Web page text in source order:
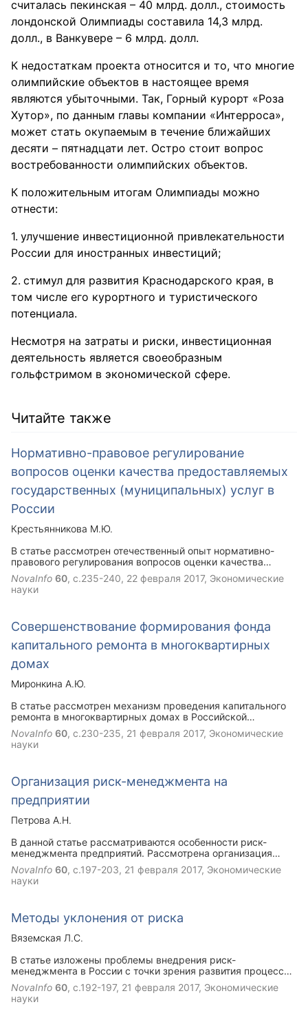
считалась пекинская – 40 млрд. долл., стоимость
лондонской Олимпиады составила 14,3 млрд.
долл., в Ванкувере – 6 млрд. долл.
К недостаткам проекта относится и то, что многие
олимпийские объектов в настоящее время
являются убыточными. Так, Горный курорт «Роза
Хутор», по данным главы компании «Интерроса»,
может стать окупаемым в течение ближайших
десяти – пятнадцати лет. Остро стоит вопрос
востребованности олимпийских объектов.
К положительным итогам Олимпиады можно
отнести:
улучшение инвестиционной привлекательности
России для иностранных инвестиций;
стимул для развития Краснодарского края, в
том числе его курортного и туристического
потенциала.
Несмотря на затраты и риски, инвестиционная
деятельность является своеобразным
гольфстримом в экономической сфере.
Читайте также
Нормативно-правовое регулирование
вопросов оценки качества предоставляемых
государственных (муниципальных) услуг в
России
Крестьянникова М.Ю.
В статье рассмотрен отечественный опыт нормативно-
правового регулирования вопросов оценки качества
государственных (муниципальных) услуг. Приведены
основные законодательно закрепленные методики оценки
качества предоставляемых государственных
NovaInfo 60, с.235-240, 22 февраля 2017, Экономические
науки
Совершенствование формирования фонда
капитального ремонта в многоквартирных
домах
Миронкина А.Ю.
В статье рассмотрен механизм проведения капитального
ремонта в многоквартирных домах в Российской
Федерации, действующий с 1 января 2015 года.
Проанализированы достоинства и недостатки данного
нововведения. Также автор предлагает внести изменения
к владельцу жилой собственности вне зависимости от
NovaInfo 60, с.230-235, 21 февраля 2017, Экономические
науки
Организация риск-менеджмента на
предприятии
Петрова А.Н.
В данной статье рассматриваются особенности риск-
менеджмента предприятий. Рассмотрена организация
риск-менеджмента в компании, а также эвристические
методы при управлении рисками. Сделан вывод, что
наиболее эффективной является система «активного риск-
NovaInfo 60, с.197-203, 21 февраля 2017, Экономические
науки
Методы уклонения от риска
Вяземская Л.С.
В статье изложены проблемы внедрения риск-
менеджмента в России с точки зрения развития процессов
стандартизации в области управления рисками и
становления профессии риск-менеджера Рассмотрены
ключевые принципы и этапы управления финансовыми
NovaInfo 60, с.192-197, 21 февраля 2017, Экономические
науки